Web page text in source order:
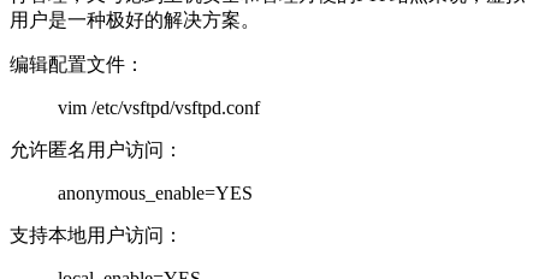
用户是一种极好的解决方案。
编辑配置文件：
vim /etc/vsftpd/vsftpd.conf
允许匿名用户访问：
anonymous_enable=YES
支持本地用户访问：